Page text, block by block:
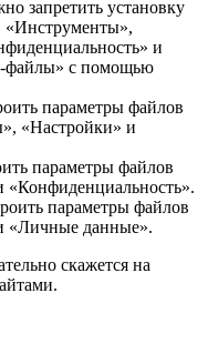
запретить установку
и
файлы» с помощью
параметры файлов
«Настройки» и
параметры файлов
«Конфиденциальность».
параметры файлов
«Личные данные».
скажется на